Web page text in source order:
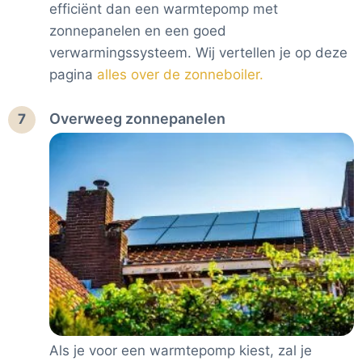
efficiënt dan een warmtepomp met
zonnepanelen en een goed
verwarmingssysteem. Wij vertellen je op deze
pagina alles over de zonneboiler.
7 Overweeg zonnepanelen
Als je voor een warmtepomp kiest, zal je